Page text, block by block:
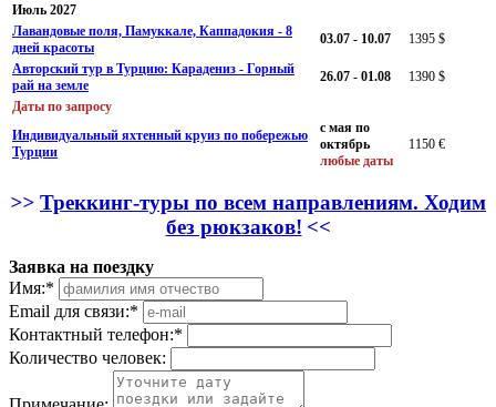
Июль 2027
Лавандовые поля, Памуккале, Каппадокия - 8
дней красоты
03.07 - 10.07
1395 $
Авторский тур в Турцию: Карадениз - Горный
рай на земле
26.07 - 01.08
1390 $
Даты по запросу
Индивидуальный яхтенный круиз по побережью
Турции
с мая по
октябрь
любые даты
1150 €
>> Треккинг-туры по всем направлениям. Ходим
без рюкзаков! <<
Заявка на поездку
Имя:*
Email для связи:*
Контактный телефон:*
Количество человек: